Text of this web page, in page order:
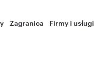
Zagranica Firmy i usługi